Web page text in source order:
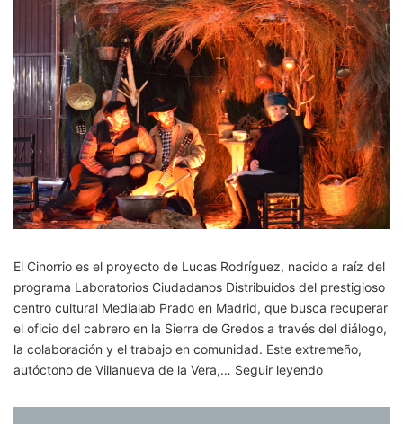
El Cinorrio es el proyecto de Lucas Rodríguez, nacido a raíz del
programa Laboratorios Ciudadanos Distribuidos del prestigioso
centro cultural Medialab Prado en Madrid, que busca recuperar
el oficio del cabrero en la Sierra de Gredos a través del diálogo,
la colaboración y el trabajo en comunidad. Este extremeño,
autóctono de Villanueva de la Vera,… Seguir leyendoEl
arte